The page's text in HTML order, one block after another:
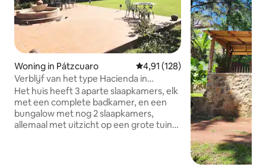
Woning in Pátzcuaro Gemiddelde beoordeling van
4,91 (128)
Verblijf van het type Hacienda in
Patzcuaro, uitstekend gelegen.
Het huis heeft 3 aparte slaapkamers, elk
met een complete badkamer, en een
bungalow met nog 2 slaapkamers,
allemaal met uitzicht op een grote tuin